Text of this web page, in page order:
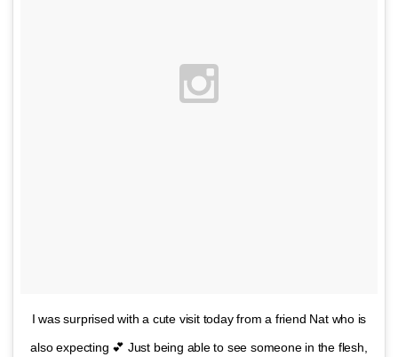
I was surprised with a cute visit today from a friend Nat who is
also expecting 💕 Just being able to see someone in the flesh,